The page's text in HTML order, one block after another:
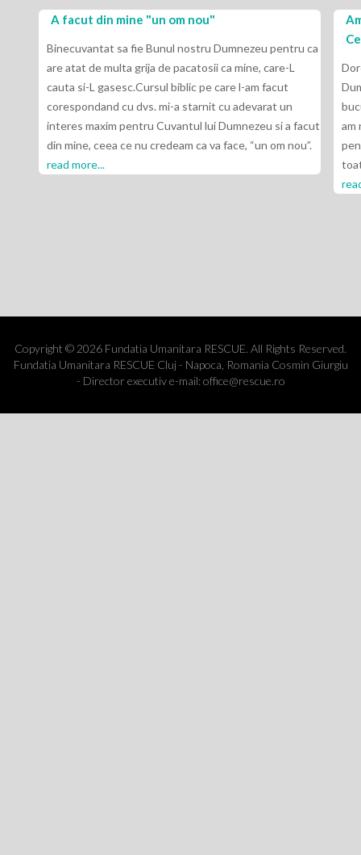
A facut din mine "un om nou"
Binecuvantat sa fie Bunul nostru Dumnezeu pentru ca
are atat de multa grija de pacatosii ca mine, care-L
cauta si-L gasesc.Cursul biblic pe care l-am facut
corespondand cu dvs. mi-a starnit cu adevarat un
interes maxim pentru Cuvantul lui Dumnezeu si a facut
din mine, ceea ce nu credeam ca va face, “un om nou”.
read more...
Am
Cel de
Doresc
bucur ca
am
pentru
toata
read more...
Copyright © 2026 Fundatia Umanitara RESCUE. All Rights Reserved.
Fundatia Umanitara RESCUE Cluj - Napoca, Romania Cosmin Giurgiu
- Director executiv e-mail: office@rescue.ro